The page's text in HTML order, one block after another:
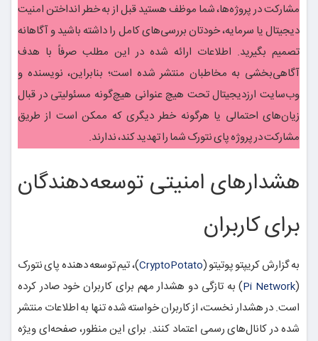
مشارکت در پروژه‌ها، شما موظف هستید قبل از به خطر انداختن امنیت
دیجیتال یا سرمایه، خودتان بررسی‌های کامل را داشته باشید و آگاهانه
تصمیم بگیرید. اطلاعات ارائه شده در این مطلب صرفاً با هدف
آگاهی‌بخشی به مخاطبان منتشر شده است؛ بنابراین، نویسنده و
وب‌سایت ارزدیجیتال تحت هیچ عنوانی هیچ‌گونه مسئولیتی در قبال
زیان‌های احتمالی یا هرگونه خطر دیگری که ممکن است از طریق
مشارکت در پروژه پای نتورک شما را تهدید کند، ندارند.
هشدارهای امنیتی توسعه‌دهندگان
برای کاربران
به گزارش کریپتو پوتیتو (CryptoPotato)، تیم توسعه دهنده پای نتورک
(
Pi Network) به تازگی دو هشدار مهم برای کاربران خود صادر کرده
است. در هشدار نخست، از کاربران خواسته شده تنها به اطلاعات منتشر
شده در کانال‌های رسمی اعتماد کنند. برای این منظور، صفحه‌ای ویژه